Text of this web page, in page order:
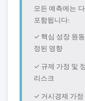
모든 예측에는
포함됩니다:
✓ 핵심 성장 원
정된 영향
✓ 규제 가정 및
리스크
✓ 거시경제 가정